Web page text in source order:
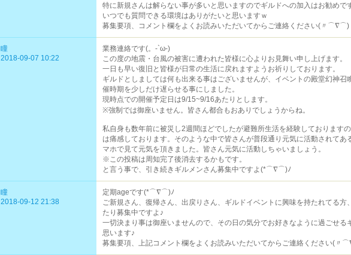
特に新規さんは解らない事が多いと思いますのでギルドへの加入はお勧めで
いつでも質問できる環境はありがたいと思いますｗ
募集要項、コメント欄をよくお読みいただいてからご連絡ください(〃⌒∇⌒)
瞳
2018-09-07 10:22
業務連絡です(。-`ω-)
この度の地震・台風の被害に遭われた皆様に心よりお見舞い申し上げます。
一日も早い復旧と皆様が日常の生活に戻れますようお祈りしております。
ギルドとしましては何も出来る事はございませんが、イベントの殿堂幻神召
催時期を少しだけ遅らせる事にしました。
現時点での開催予定日は9/15~9/16あたりとします。
※強制では御座いません。皆さん都合もおありでしょうからね。
私自身も数年前に被災し2週間ほどでしたが避難所生活を経験しております
は痛感しております。そのような中で皆さんが普段通り元気に活動されてあ
マホで見て元気を頂きました。皆さん元気に活動しちゃいましょう。
※この投稿は周知完了後消去するかもです。
と言う事で、引き続きギルメンさん募集中ですよ(*⌒∇⌒)ﾉ
瞳
2018-09-12 21:38
定期ageです(*⌒∇⌒)ﾉ
ご新規さん、復帰さん、出戻りさん、ギルドイベントに興味を持たれてる方
たり募集中ですよ♪
一切決まり事は御座いませんので、その日の気分でお好きなように過ごせる
思います♪
募集要項、上記コメント欄をよくお読みいただいてからご連絡ください(〃